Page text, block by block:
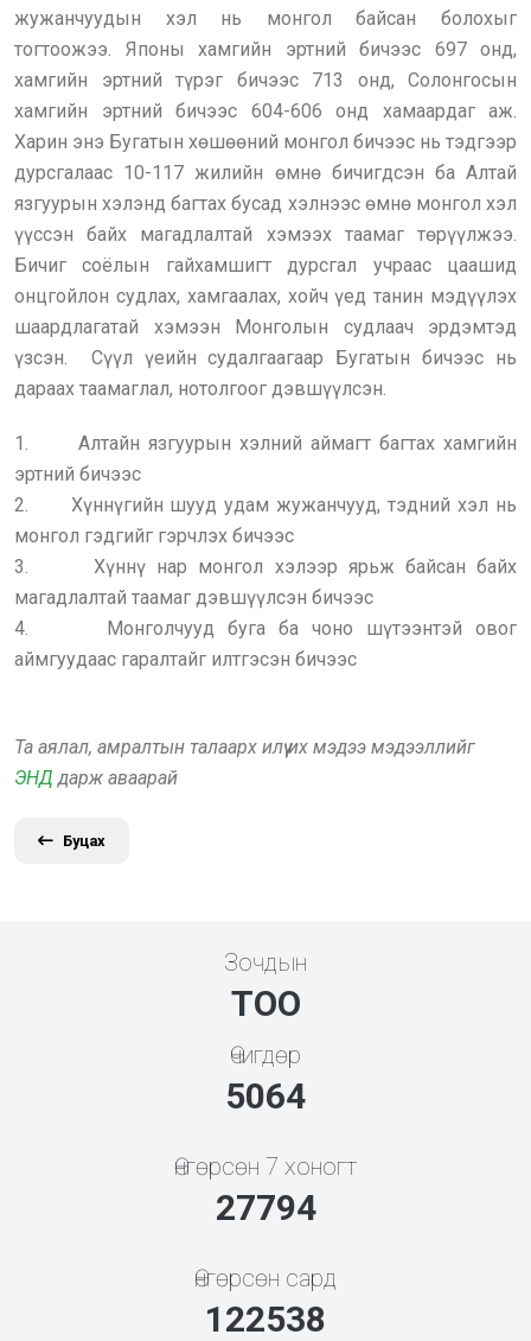
жужанчуудын хэл нь монгол байсан болохыг
тогтоожээ. Японы хамгийн эртний бичээс 697 онд,
хамгийн эртний түрэг бичээс 713 онд, Солонгосын
хамгийн эртний бичээс 604-606 онд хамаардаг аж.
Харин энэ Бугатын хөшөөний монгол бичээс нь тэдгээр
дурсгалаас 10-117 жилийн өмнө бичигдсэн ба Алтай
язгуурын хэлэнд багтах бусад хэлнээс өмнө монгол хэл
үүссэн байх магадлалтай хэмээх таамаг төрүүлжээ.
Бичиг соёлын гайхамшигт дурсгал учраас цаашид
онцгойлон судлах, хамгаалах, хойч үед танин мэдүүлэх
шаардлагатай хэмээн Монголын судлаач эрдэмтэд
үзсэн. Сүүл үеийн судалгаагаар Бугатын бичээс нь
дараах таамаглал, нотолгоог дэвшүүлсэн.
1. Алтайн язгуурын хэлний аймагт багтах хамгийн
эртний бичээс
2. Хүннүгийн шууд удам жужанчууд, тэдний хэл нь
монгол гэдгийг гэрчлэх бичээс
3. Хүннү нар монгол хэлээр ярьж байсан байх
магадлалтай таамаг дэвшүүлсэн бичээс
4. Монголчууд буга ба чоно шүтээнтэй овог
аймгуудаас гаралтайг илтгэсэн бичээс
Та аялал, амралтын талаарх илүү их мэдээ мэдээллийг
ЭНД дарж аваарай
Буцах
Зочдын
ТОО
Өчигдөр
5648
Өнгөрсөн 7 хоногт
31001
Өнгөрсөн сард
136677